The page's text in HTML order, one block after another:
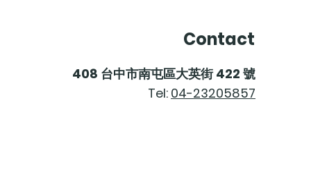
Contact
408 台中市南屯區大英街422 號
Tel: 04-23205857